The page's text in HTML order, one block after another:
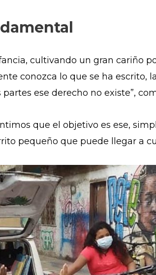
cultivando un gran cariño
conozca lo que se ha escrito,
ese derecho no existe”,
que el objetivo es ese,
pequeño que puede llegar a